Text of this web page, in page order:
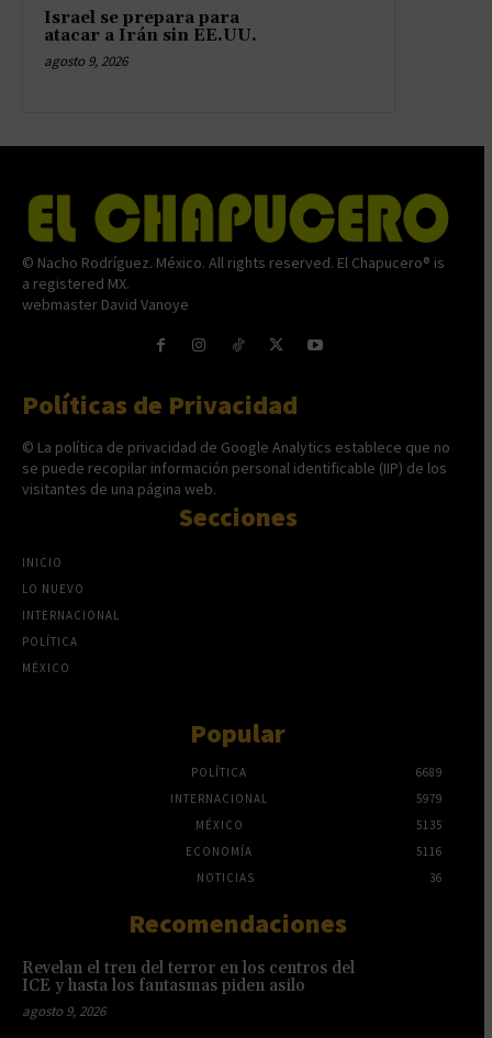
Israel se prepara para
atacar a Irán sin EE.UU.
agosto 9, 2026
© Nacho Rodríguez. México. All rights reserved. El Chapucero® is
a registered MX.
webmaster David Vanoye
Políticas de Privacidad
© La política de privacidad de Google Analytics establece que no
se puede recopilar información personal identificable (IIP) de los
visitantes de una página web.
Secciones
INICIO
LO NUEVO
INTERNACIONAL
POLÍTICA
MÉXICO
Popular
POLÍTICA
6689
INTERNACIONAL
5979
MÉXICO
5135
ECONOMÍA
5116
NOTICIAS
36
Recomendaciones
Revelan el tren del terror en los centros del
ICE y hasta los fantasmas piden asilo
agosto 9, 2026